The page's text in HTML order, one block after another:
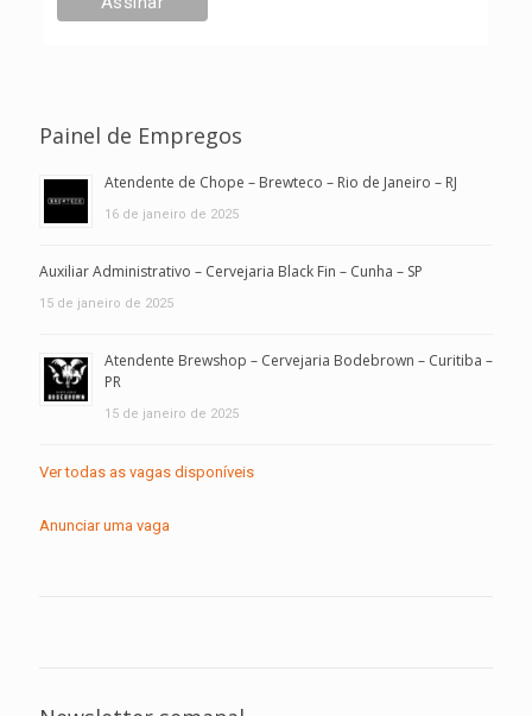
Painel de Empregos
Atendente de Chope – Brewteco – Rio de Janeiro – RJ
16 de janeiro de 2025
Auxiliar Administrativo – Cervejaria Black Fin – Cunha – SP
15 de janeiro de 2025
Atendente Brewshop – Cervejaria Bodebrown – Curitiba –
PR
15 de janeiro de 2025
Ver todas as vagas disponíveis
Anunciar uma vaga